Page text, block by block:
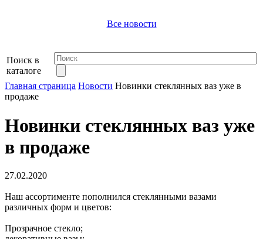
Все новости
Поиск в
каталоге
Главная страница Новости Новинки стеклянных ваз уже в
продаже
Новинки стеклянных ваз уже
в продаже
27.02.2020
Наш ассортименте пополнился стеклянными вазами
различных форм и цветов:
Прозрачное стекло;